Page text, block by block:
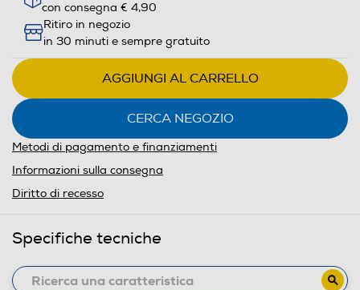
con consegna € 4,90
Ritiro in negozio
in 30 minuti e sempre gratuito
AGGIUNGI AL CARRELLO
CERCA NEGOZIO
Metodi di pagamento e finanziamenti
Informazioni sulla consegna
Diritto di recesso
Specifiche tecniche